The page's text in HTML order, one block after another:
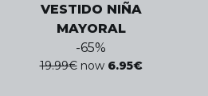
VESTIDO NIÑA
MAYORAL
-65%
19.99€ now 6.95€